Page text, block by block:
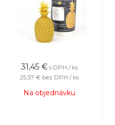
31,45 € s DPH / ks
25,57 € bez DPH / ks
Na objednávku